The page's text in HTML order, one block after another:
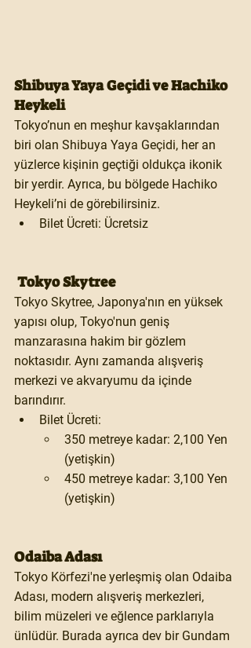
Shibuya Yaya Geçidi ve Hachiko
Heykeli
Tokyo’nun en meşhur kavşaklarından
biri olan Shibuya Yaya Geçidi, her an
yüzlerce kişinin geçtiği oldukça ikonik
bir yerdir. Ayrıca, bu bölgede Hachiko
Heykeli’ni de görebilirsiniz.
Bilet Ücreti: Ücretsiz
Tokyo Skytree
Tokyo Skytree, Japonya'nın en yüksek
yapısı olup, Tokyo'nun geniş
manzarasına hakim bir gözlem
noktasıdır. Aynı zamanda alışveriş
merkezi ve akvaryumu da içinde
barındırır.
Bilet Ücreti:
350 metreye kadar: 2,100 Yen
(yetişkin)
450 metreye kadar: 3,100 Yen
(yetişkin)
Odaiba Adası
Tokyo Körfezi'ne yerleşmiş olan Odaiba
Adası, modern alışveriş merkezleri,
bilim müzeleri ve eğlence parklarıyla
ünlüdür. Burada ayrıca dev bir Gundam